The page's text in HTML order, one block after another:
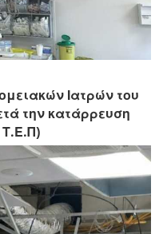
Ιατρών του
την κατάρρευση